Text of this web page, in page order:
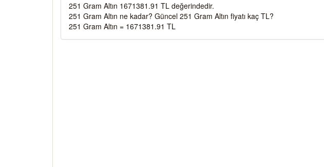
251 Gram Altın 1671381.91 TL değerindedir.
251 Gram Altın ne kadar? Güncel 251 Gram Altın fiyatı kaç TL?
251 Gram Altın = 1671381.91 TL